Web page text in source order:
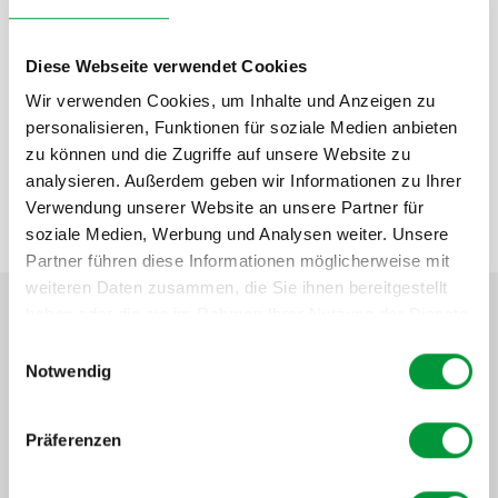
Diese Webseite verwendet Cookies
Wir verwenden Cookies, um Inhalte und Anzeigen zu
personalisieren, Funktionen für soziale Medien anbieten
zu können und die Zugriffe auf unsere Website zu
analysieren. Außerdem geben wir Informationen zu Ihrer
Verwendung unserer Website an unsere Partner für
soziale Medien, Werbung und Analysen weiter. Unsere
Partner führen diese Informationen möglicherweise mit
weiteren Daten zusammen, die Sie ihnen bereitgestellt
Notwendig
Präferenzen
Zudem ermöglicht die manuelle Reinigung es, auf
flexibel zu reagieren. Mitarbeiter können die
Reinigung individuell anpassen und auf komplexe
Formen und Geometrien der Teile eingehen.
Teilewaschgeräte
Insgesamt hängt die Wahl zwischen manueller und